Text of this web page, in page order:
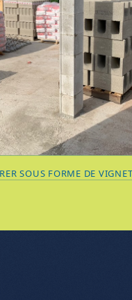
SOUS FORME DE